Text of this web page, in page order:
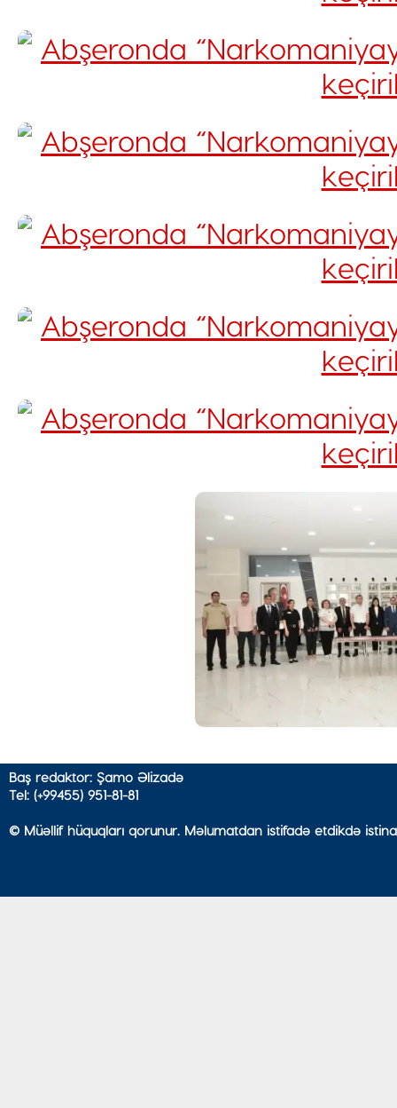
Baş redaktor: Şamo Əlizadə
Tel: (+99455) 951-81-81
© Müəllif hüquqları qorunur. Məlumatdan istifadə etdikdə